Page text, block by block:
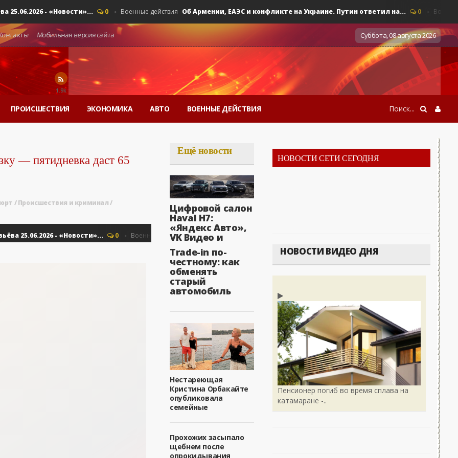
- «Новости»... 0 Военные действия Об Армении, ЕАЭС и конфликте на Украине. Путин ответил на... 0 Военные
Суббота, 08 августа 2026
Мобильная версия сайта
1.9k
ПРОИСШЕСТВИЯ ЭКОНОМИКА АВТО ВОЕННЫЕ ДЕЙСТВИЯ
— пятидневка даст 65
/Происшествия и криминал/
- «Новости»... 0 Военные действия Об Армении, ЕАЭС и конфликте на Украине. Путин ответил на... Военные
Ещё новости
Цифровой салон
Haval H7:
«Яндекс Авто»,
VK Видео и
Trade-in по-
честному: как
обменять
старый
автомобиль
Нестареющая
Кристина Орбакайте
опубликовала
семейные
Прохожих засыпало
щебнем после
опрокидывания
НОВОСТИ СЕТИ СЕГОДНЯ
НОВОСТИ ВИДЕО ДНЯ
Пенсионер погиб во время сплава на
катамаране -..